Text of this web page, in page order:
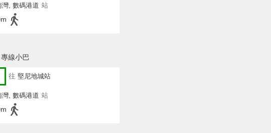
灣, 數碼港道 站
專線小巴
往 堅尼地城站
灣, 數碼港道 站